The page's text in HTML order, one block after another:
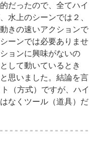
だったので、全てハイ
水上のシーンでは２、
きの速いアクションで
ーンでは必要ありませ
ョンに興味がないの
して動いているとき
思いました。結論を言
（方式）ですが、ハイ
なくツール（道具）だ